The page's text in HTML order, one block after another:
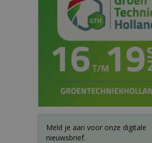
Meld je aan voor onze digitale
nieuwsbrief.